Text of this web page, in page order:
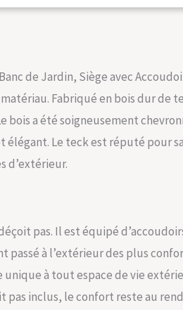
de vie extérieur. Matériau : bois dur de
de Jardin, Siège avec
Fabriqué en bois dur de
bois a été soigneusement
élégant. Le teck est réputé pour
d’extérieur.
pas. Il est équipé
à l’extérieur des plus
à tout espace de vie
pas inclus, le confort reste au